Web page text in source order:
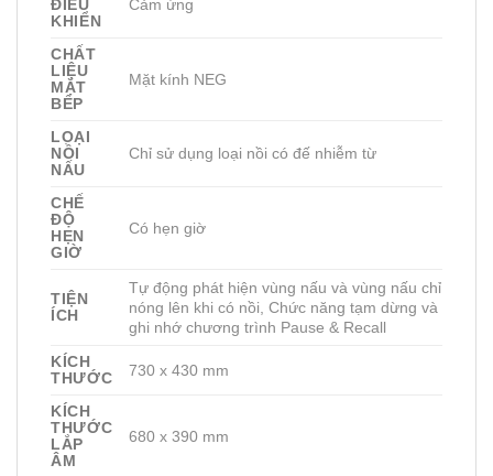
ĐIỀU
KHIỂN
Cảm ứng
CHẤT
LIỆU
MẶT
BẾP
Mặt kính NEG
LOẠI
NỒI
NẤU
Chỉ sử dụng loại nồi có đế nhiễm từ
CHẾ
ĐỘ
HẸN
GIỜ
Có hẹn giờ
TIỆN
ÍCH
Tự động phát hiện vùng nấu và vùng nấu chỉ
nóng lên khi có nồi, Chức năng tạm dừng và
ghi nhớ chương trình Pause & Recall
KÍCH
THƯỚC
730 x 430 mm
KÍCH
THƯỚC
LẮP
ÂM
680 x 390 mm